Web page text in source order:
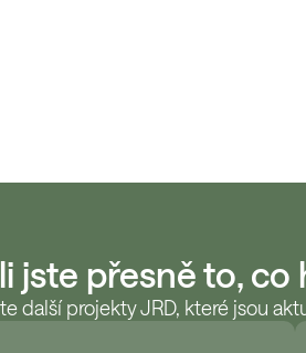
jste přesně to, co
další projekty JRD, které jsou